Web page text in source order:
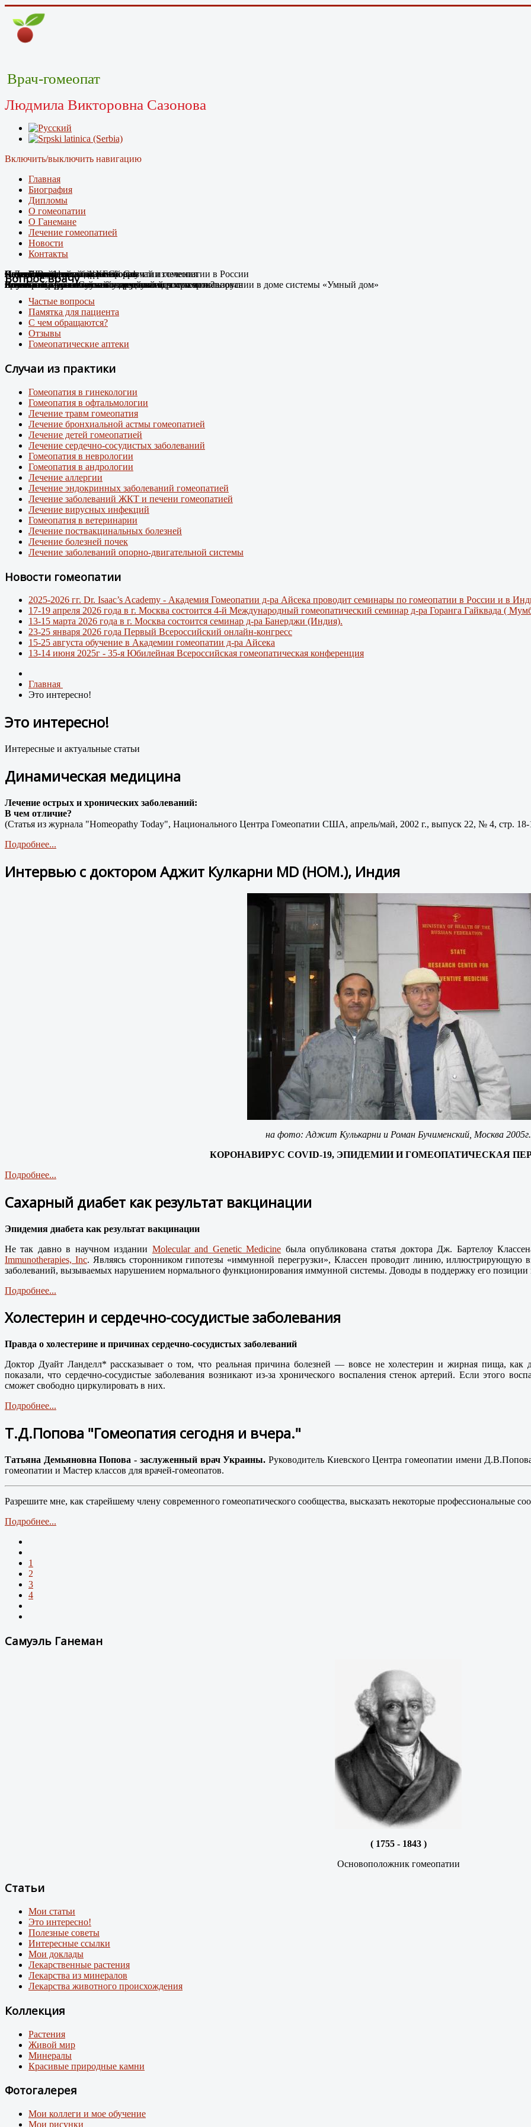
Врач-гомеопат
Людмила Викторовна Сазонова
Включить/выключить навигацию
Главная
Биография
Дипломы
О гомеопатии
О Ганемане
Лечение гомеопатией
Новости
Контакты
Случай Вай-фай
Человек-антенна. Случай излечения.
Я не могу дышать без телефона!
Случай из практики
Новые препараты цифровой эры
Появились случаи плохого самочувствия при использовании в доме системы «Умный дом»
Лечение цифровой зависимости
про игровую зависимость у детей и подростков
К Дню гомеопатии: факты о развитии гомеопатии в России
Остеоартроз.
Случай из практики.
Соли Шюсслера
Какими гомеопатическими средствами что лечить?
Склероатрофический лихен. Случай излечения
Лечение Крауроза вульвы гомеопатией
Случай диабета
Лечение гомеопатией
Новый штамм ковида ХЕС.
Внимание: пришел новый вирусный штамм коронавируса
Вопрос врачу
Частые вопросы
Памятка для пациента
С чем обращаются?
Отзывы
Гомеопатические аптеки
Случаи из практики
Гомеопатия в гинекологии
Гомеопатия в офтальмологии
Лечение травм гомеопатия
Лечение бронхиальной астмы гомеопатией
Лечение детей гомеопатией
Лечение сердечно-сосудистых заболеваний
Гомеопатия в неврологии
Гомеопатия в андрологии
Лечение аллергии
Лечение эндокринных заболеваний гомеопатией
Лечение заболеваний ЖКТ и печени гомеопатией
Лечение вирусных инфекций
Гомеопатия в ветеринарии
Лечение поствакцинальных болезней
Лечение болезней почек
Лечение заболеваний опорно-двигательной системы
Новости гомеопатии
2025-2026 гг. Dr. Isaac’s Academy - Академия Гомеопатии д-ра Айсека проводит семинары по гомеопатии в России и в
17-19 апреля 2026 года в г. Москва состоится 4-й Международный гомеопатический семинар д-ра Горанга Гайквада (
13-15 марта 2026 года в г. Москва состоится семинар д-ра Банерджи (Индия).
23-25 января 2026 года Первый Всероссийский онлайн-конгресс
15-25 августа обучение в Академии гомеопатии д-ра Айсека
13-14 июня 2025г - 35-я Юбилейная Всероссийская гомеопатическая конференция
Главная
Это интересно!
Это интересно!
Интересные и актуальные статьи
Динамическая медицина
Лечение острых и хронических заболеваний:
В чем отличие?
(Статья из журнала "Homeopathy Today", Национального Центра Гомеопатии США, апрель/май, 2002 г., выпуск 22, № 4, стр. 18-
Подробнее...
Интервью с доктором Аджит Кулкарни MD (НОМ.), Индия
на фото: Аджит Кулькарни и Роман Бучименский, Москва 2005г.
КОРОНАВИРУС COVID-19, ЭПИДЕМИИ И ГОМЕОПАТИЧЕСКАЯ
Подробнее...
Сахарный диабет как результат вакцинации
Эпидемия диабета как результат вакцинации
Не так давно в научном издании Molecular and Genetic Medicine была опубликована статья доктора Дж. Бартелоу
Immunotherapies, Inc. Являясь сторонником гипотезы «иммунной перегрузки», Классен проводит линию, иллюстрирующую
заболеваний, вызываемых нарушением нормального функционирования иммунной системы. Доводы в поддержку его позиции
Подробнее...
Холестерин и сердечно-сосудистые заболевания
Правда о холестерине и причинах сердечно-сосудистых заболеваний
Доктор Дуайт Ланделл* рассказывает о том, что реальная причина болезней — вовсе не холестерин и жирная пища, как
показали, что сердечно-сосудистые заболевания возникают из-за хронического воспаления стенок артерий. Если этого
сможет свободно циркулировать в них.
Подробнее...
Т.Д.Попова "Гомеопатия сегодня и вчера."
Татьяна Демьяновна Попова - заслуженный врач Украины. Руководитель Киевского Центра гомеопатии имени
гомеопатии и Мастер классов для врачей-гомеопатов.
Разрешите мне, как старейшему члену современного гомеопатического сообщества, высказать некоторые профессиональные
Подробнее...
1
2
3
4
Самуэль Ганеман
( 1755 - 1843 )
Основоположник гомеопатии
Статьи
Мои статьи
Это интересно!
Полезные советы
Интересные ссылки
Мои доклады
Лекарственные растения
Лекарства из минералов
Лекарства животного происхождения
Коллекция
Растения
Живой мир
Минералы
Красивые природные камни
Фотогалерея
Мои коллеги и мое обучение
Мои рисунки